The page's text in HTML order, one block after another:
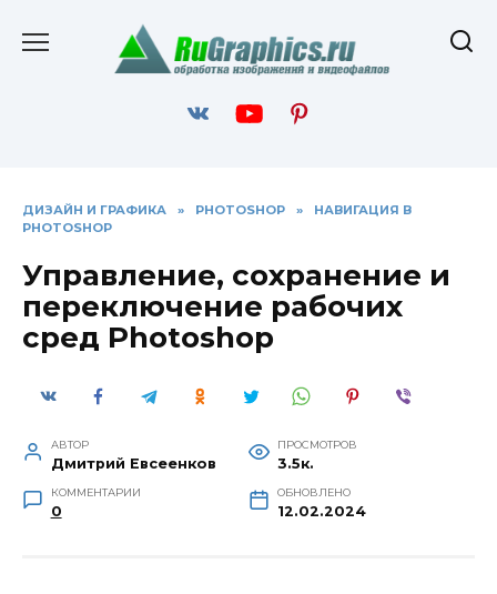
содержанию
ДИЗАЙН И ГРАФИКА » PHOTOSHOP »
НАВИГАЦИЯ В
PHOTOSHOP
Управление, сохранение и
переключение рабочих
сред Photoshop
АВТОР
Дмитрий Евсеенков
ПРОСМОТРОВ
3.5к.
КОММЕНТАРИИ
0
ОБНОВЛЕНО
12.02.2024